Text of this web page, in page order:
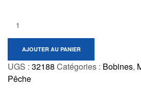
AJOUTER AU PANIER
UGS : 32188 Catégories : Bobines,
Pêche